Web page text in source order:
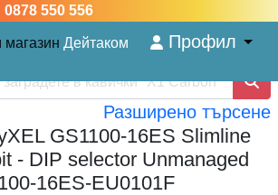
550 556
Дейтаком Профил
Разширено търсене
GS1100-16ES Slimline
- DIP selector Unmanaged
16ES-EU0101F